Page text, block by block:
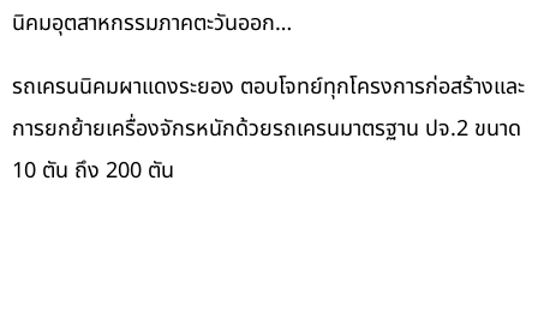
นิคมอุตสาหกรรมภาคตะวันออก…
รถเครนนิคมผาแดงระยอง ตอบโจทย์ทุกโครงการก่อสร้างและ
การยกย้ายเครื่องจักรหนักด้วยรถเครนมาตรฐาน ปจ.2 ขนาด
10 ตัน ถึง 200 ตัน